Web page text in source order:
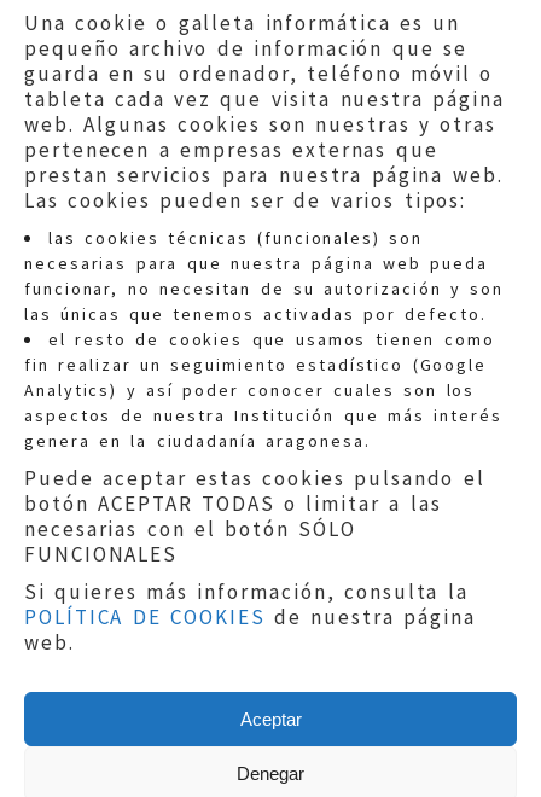
Una cookie o galleta informática es un
pequeño archivo de información que se
guarda en su ordenador, teléfono móvil o
tableta cada vez que visita nuestra página
web. Algunas cookies son nuestras y otras
pertenecen a empresas externas que
prestan servicios para nuestra página web.
Las cookies pueden ser de varios tipos:
las cookies técnicas (funcionales) son
necesarias para que nuestra página web pueda
funcionar, no necesitan de su autorización y son
las únicas que tenemos activadas por defecto.
el resto de cookies que usamos tienen como
fin realizar un seguimiento estadístico (Google
Analytics) y así poder conocer cuales son los
aspectos de nuestra Institución que más interés
genera en la ciudadanía aragonesa.
Puede aceptar estas cookies pulsando el
botón ACEPTAR TODAS o limitar a las
necesarias con el botón SÓLO
FUNCIONALES
Si quieres más información, consulta la
POLÍTICA DE COOKIES de nuestra página
web.
Aceptar
Denegar
Quejas:quejas@eljusticiadearagon.es
Información general:
informacion@eljusticiadearagon.es
Teléfonos:900 210 210/
Aviso legal|Política de privacidad|
Protección de Datos
Política de cookies
Copyright © 2019El Justicia de Aragón|
Sephor Consulting